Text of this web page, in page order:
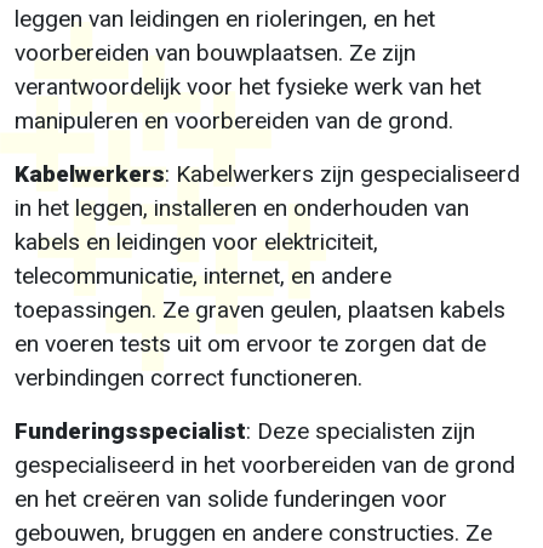
leggen van leidingen en rioleringen, en het
voorbereiden van bouwplaatsen. Ze zijn
verantwoordelijk voor het fysieke werk van het
manipuleren en voorbereiden van de grond.
Kabelwerkers: Kabelwerkers zijn gespecialiseerd
in het leggen, installeren en onderhouden van
kabels en leidingen voor elektriciteit,
telecommunicatie, internet, en andere
toepassingen. Ze graven geulen, plaatsen kabels
en voeren tests uit om ervoor te zorgen dat de
verbindingen correct functioneren.
Funderingsspecialist: Deze specialisten zijn
gespecialiseerd in het voorbereiden van de grond
en het creëren van solide funderingen voor
gebouwen, bruggen en andere constructies. Ze